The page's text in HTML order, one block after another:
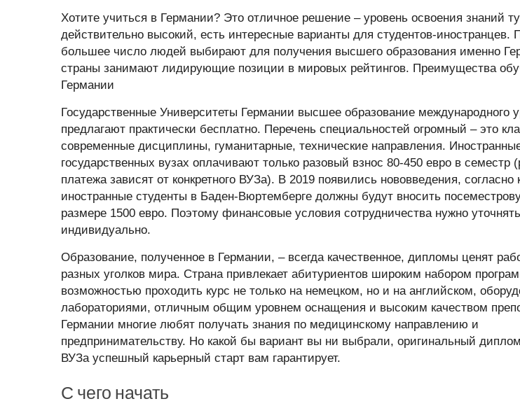
Хотите учиться в Германии? Это отличное решение – уровень освоения знаний
действительно высокий, есть интересные варианты для студентов-иностранцев.
большее число людей выбирают для получения высшего образования именно
страны занимают лидирующие позиции в мировых рейтингов. Преимущества
Германии
Государственные Университеты Германии высшее образование международного
предлагают практически бесплатно. Перечень специальностей огромный – это
современные дисциплины, гуманитарные, технические направления.
государственных вузах оплачивают только разовый взнос 80-450 евро в семестр
платежа зависят от конкретного ВУЗа). В 2019 появились нововведения, согласно
иностранные студенты в Баден-Вюртемберге должны будут вносить
размере 1500 евро. Поэтому финансовые условия сотрудничества нужно уточнять
индивидуально.
Образование, полученное в Германии, – всегда качественное, дипломы ценят
разных уголков мира. Страна привлекает абитуриентов широким набором
возможностью проходить курс не только на немецком, но и на английском,
лабораториями, отличным общим уровнем оснащения и высоким качеством
Германии многие любят получать знания по медицинскому направлению и
предпринимательству. Но какой бы вариант вы ни выбрали, оригинальный
ВУЗа успешный карьерный старт вам гарантирует.
С чего начать